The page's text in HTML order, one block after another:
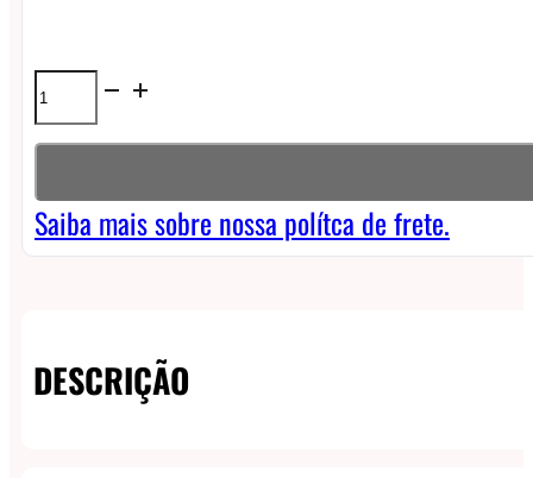
Líquido
InneVape
-
Strawberry
quantidade
Saiba mais sobre nossa polítca de frete.
DESCRIÇÃO